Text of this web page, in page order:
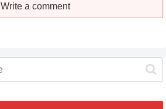
Write a comment